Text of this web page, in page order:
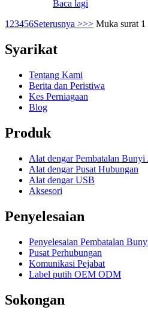
Baca lagi
1 23456Seterusnya >>> Muka surat 1
Syarikat
Tentang Kami
Berita dan Peristiwa
Kes Perniagaan
Blog
Produk
Alat dengar Pembatalan
Alat dengar Pusat Hubungan
Alat dengar USB
Aksesori
Penyelesaian
Penyelesaian Pembatalan
Pusat Perhubungan
Komunikasi Pejabat
Label putih OEM ODM
Sokongan